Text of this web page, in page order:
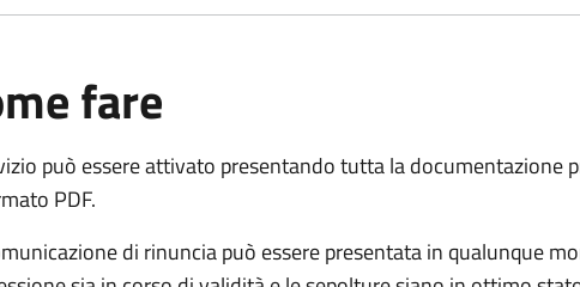
fare
può essere attivato presentando tutta la documentazione
PDF.
di rinuncia può essere presentata in qualunque